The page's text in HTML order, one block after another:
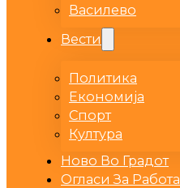
Василево
Вести
Политика
Економија
Спорт
Култура
Ново Во Градот
Огласи За Работа